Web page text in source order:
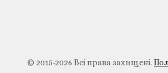
© 2015-2026 Всі права захищені.